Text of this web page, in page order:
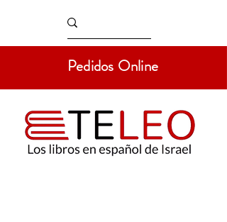
Pedidos Online